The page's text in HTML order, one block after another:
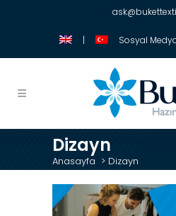
| Sosyal
Dizayn
Anasayfa > Dizayn